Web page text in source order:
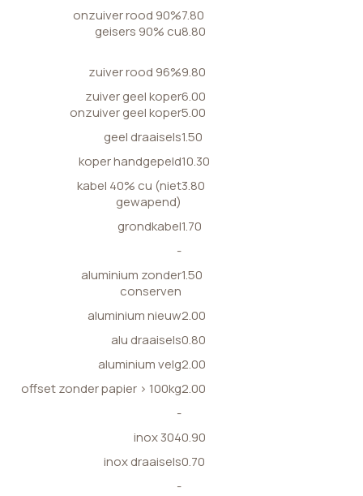
onzuiver rood 90%
geisers 90% cu
7.80
8.80
zuiver rood 96%9.80
zuiver geel koper
onzuiver geel koper
6.00
5.00
geel draaisels1.50
koper handgepeld10.30
kabel 40% cu (niet
gewapend)
3.80
grondkabel1.70
-
aluminium zonder
conserven
1.50
aluminium nieuw2.00
alu draaisels0.80
aluminium velg2.00
offset zonder papier > 100kg2.00
-
inox 3040.90
inox draaisels0.70
-